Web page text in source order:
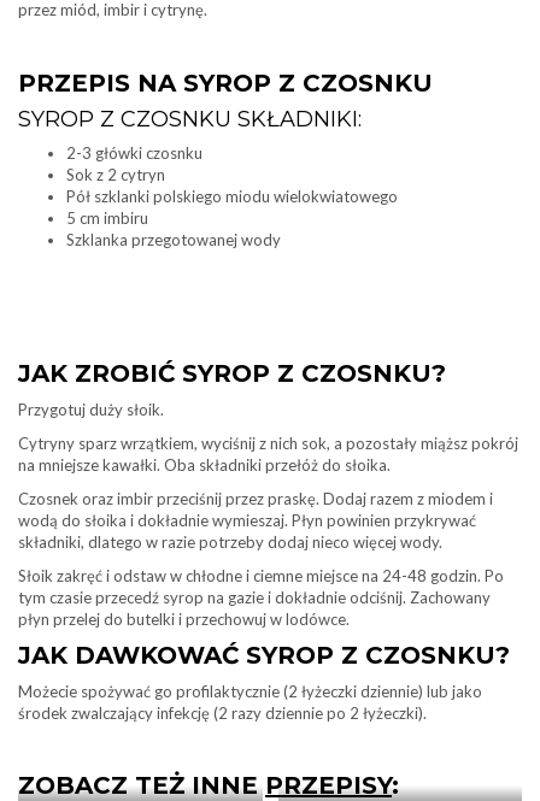
przez miód, imbir i cytrynę.
PRZEPIS NA SYROP Z CZOSNKU
SYROP Z CZOSNKU SKŁADNIKI:
2-3 główki czosnku
Sok z 2 cytryn
Pół szklanki polskiego miodu wielokwiatowego
5 cm imbiru
Szklanka przegotowanej wody
JAK ZROBIĆ SYROP Z CZOSNKU?
Przygotuj duży słoik.
Cytryny sparz wrzątkiem, wyciśnij z nich sok, a pozostały miąższ pokrój
na mniejsze kawałki. Oba składniki przełóż do słoika.
Czosnek oraz imbir przeciśnij przez praskę. Dodaj razem z miodem i
wodą do słoika i dokładnie wymieszaj. Płyn powinien przykrywać
składniki, dlatego w razie potrzeby dodaj nieco więcej wody.
Słoik zakręć i odstaw w chłodne i ciemne miejsce na 24-48 godzin. Po
tym czasie przecedź syrop na gazie i dokładnie odciśnij. Zachowany
płyn przelej do butelki i przechowuj w lodówce.
JAK DAWKOWAĆ SYROP Z CZOSNKU?
Możecie spożywać go profilaktycznie (2 łyżeczki dziennie) lub jako
środek zwalczający infekcję (2 razy dziennie po 2 łyżeczki).
ZOBACZ TEŻ INNEPRZEPISY: